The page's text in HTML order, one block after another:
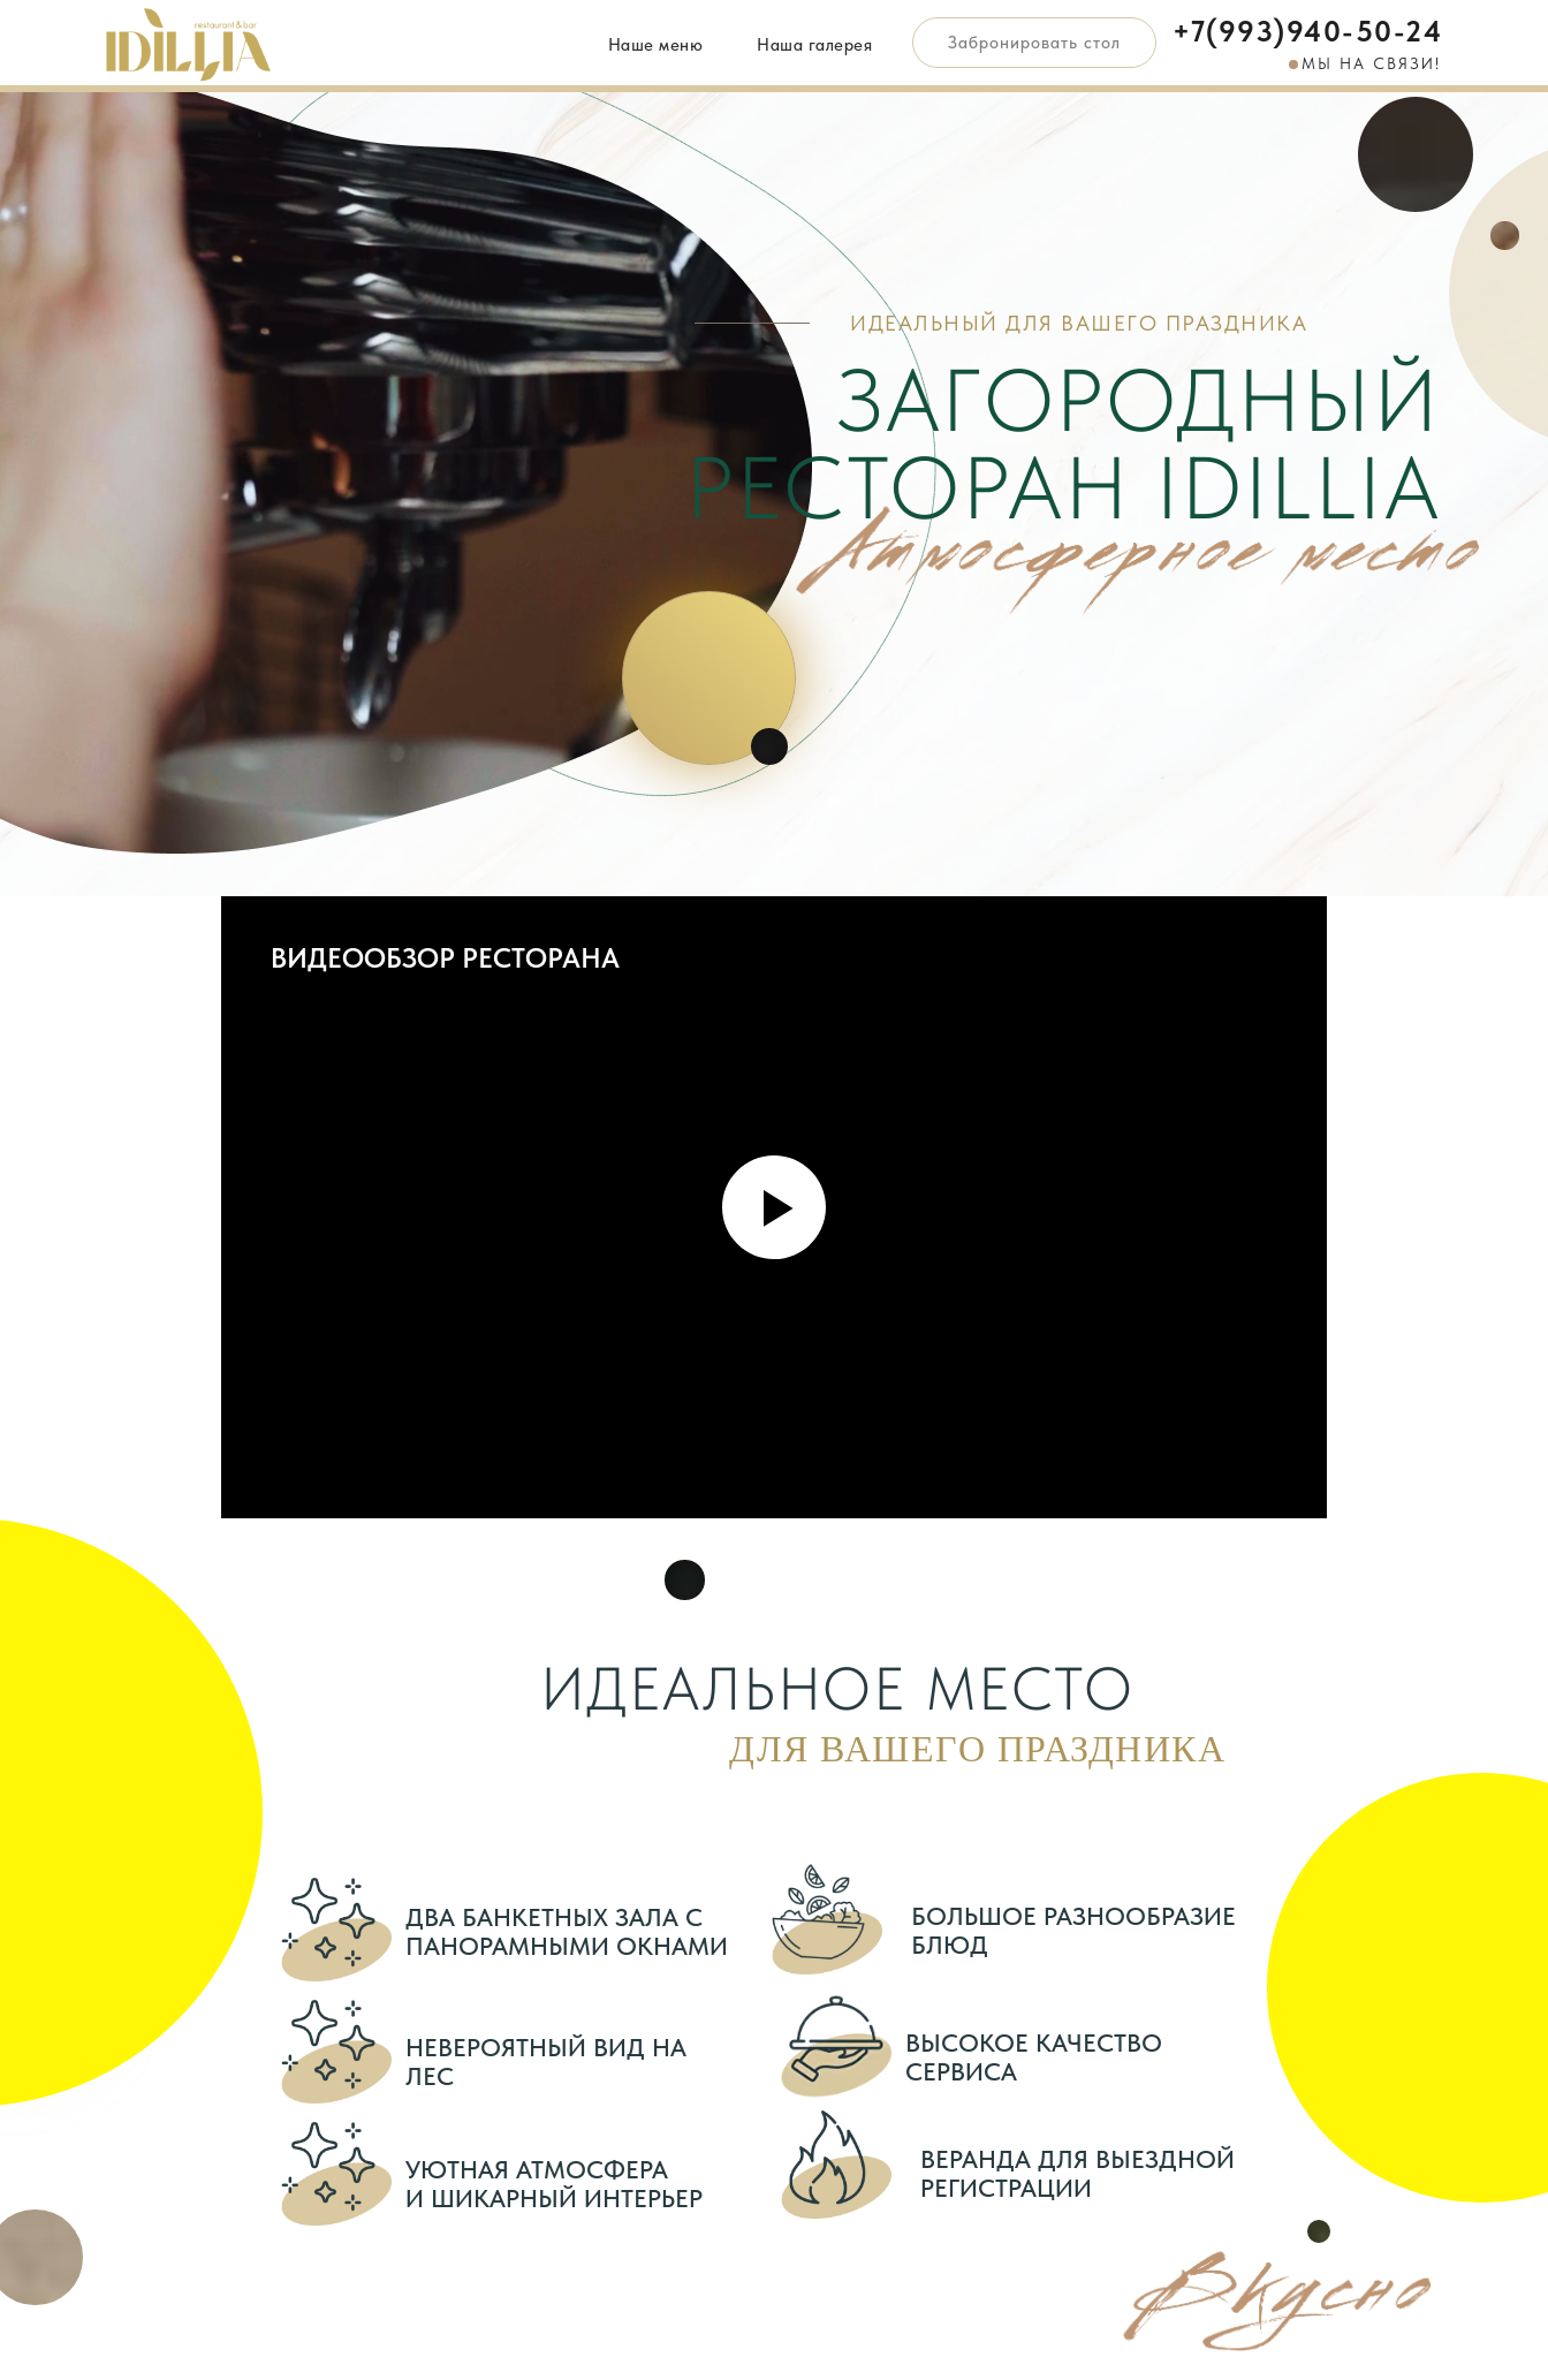
+7(993)940-50-24
Наше меню Наша галерея Забронировать стол
МЫ НА СВЯЗИ!
ЗАГОРОДНЫЙ
РЕСТОРАН IDILLIA
ИДЕАЛЬНЫЙ ДЛЯ ВАШЕГО ПРАЗДНИКА
ВИДЕООБЗОР РЕСТОРАНА
ИДЕАЛЬНОЕ МЕСТО
БОЛЬШОЕ РАЗНООБРАЗИЕ
БЛЮД
ВЕРАНДА ДЛЯ ВЫЕЗДНОЙ
РЕГИСТРАЦИИ
ДВА БАНКЕТНЫХ ЗАЛА С
ПАНОРАМНЫМИ ОКНАМИ
УЮТНАЯ АТМОСФЕРА
И ШИКАРНЫЙ ИНТЕРЬЕР
НЕВЕРОЯТНЫЙ ВИД НА
ЛЕС
ВЫСОКОЕ КАЧЕСТВО
СЕРВИСА
ДЛЯ ВАШЕГО ПРАЗДНИКА